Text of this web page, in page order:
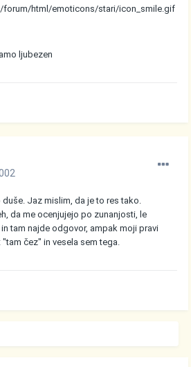
html/emoticons/stari/icon_smile.gif
ljubezen
Jaz mislim, da je to res tako.
da me ocenjujejo po zunanjosti, le
tam najde odgovor, ampak moji pravi
čez" in vesela sem tega.